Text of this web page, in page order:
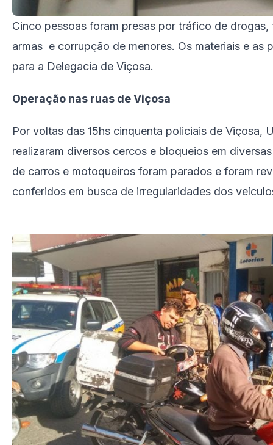
Cinco pessoas foram presas por tráfico de
armas e corrupção de menores. Os materiais e as
para a Delegacia de Viçosa.
Operação nas ruas de Viçosa
Por voltas das 15hs cinquenta policiais de Viçosa,
realizaram diversos cercos e bloqueios em
de carros e motoqueiros foram parados e foram
conferidos em busca de irregularidades dos